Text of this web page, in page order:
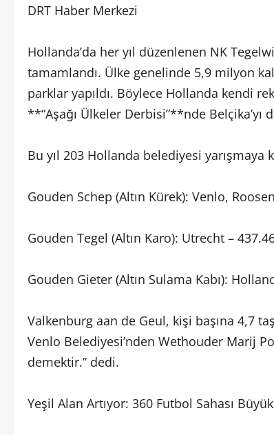
DRT Haber Merkezi
Hollanda’da her yıl düzenlenen NK
tamamlandı. Ülke genelinde 5,9 milyon
parklar yapıldı. Böylece Hollanda kendi
**“Aşağı Ülkeler Derbisi”**nde Belçika’yı
Bu yıl 203 Hollanda belediyesi yarışmaya
Gouden Schep (Altın Kürek): Venlo,
Gouden Tegel (Altın Karo): Utrecht –
Gouden Gieter (Altın Sulama Kabı):
Valkenburg aan de Geul, kişi başına 4,7
Venlo Belediyesi’nden Wethouder Marij
demektir.” dedi.
Yeşil Alan Artıyor: 360 Futbol Sahası